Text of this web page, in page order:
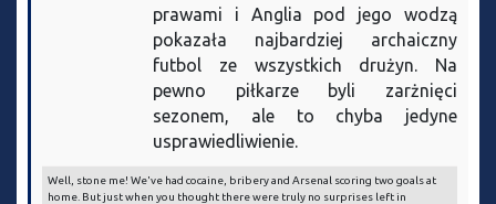
prawami i Anglia pod jego wodzą
pokazała najbardziej archaiczny
futbol ze wszystkich drużyn. Na
pewno piłkarze byli zarżnięci
sezonem, ale to chyba jedyne
usprawiedliwienie.
Well, stone me! We've had cocaine, bribery and Arsenal scoring two goals at
home. But just when you thought there were truly no surprises left in